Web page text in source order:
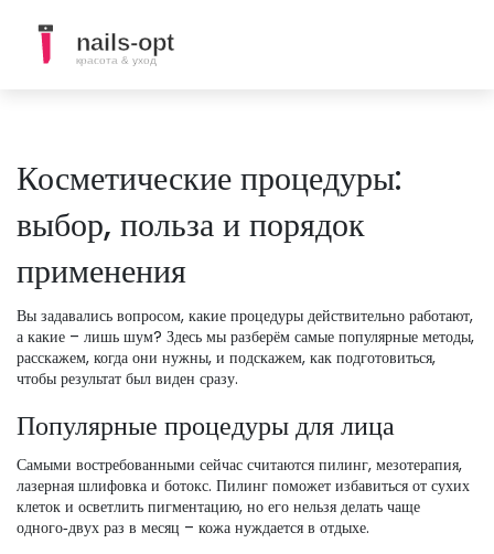
Косметические процедуры:
выбор, польза и порядок
применения
Вы задавались вопросом, какие процедуры действительно работают,
а какие – лишь шум? Здесь мы разберём самые популярные методы,
расскажем, когда они нужны, и подскажем, как подготовиться,
чтобы результат был виден сразу.
Популярные процедуры для лица
Самыми востребованными сейчас считаются пилинг, мезотерапия,
лазерная шлифовка и ботокс. Пилинг поможет избавиться от сухих
клеток и осветлить пигментацию, но его нельзя делать чаще
одного‑двух раз в месяц – кожа нуждается в отдыхе.